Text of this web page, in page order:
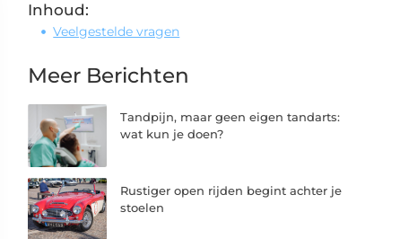
Inhoud:
Veelgestelde vragen
Meer Berichten
Tandpijn, maar geen eigen tandarts:
wat kun je doen?
Rustiger open rijden begint achter je
stoelen